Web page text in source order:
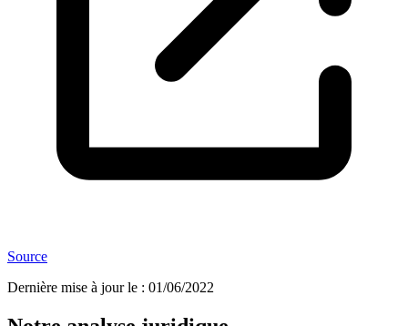
Source
Dernière mise à jour le : 01/06/2022